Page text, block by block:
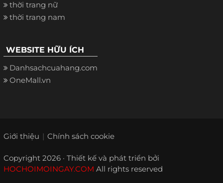
thời trang nữ
thời trang nam
WEBSITE HỮU ÍCH
Danhsachcuahang.com
OneMall.vn
Giới thiệu Chính sách cookie
Copyright 2026 · Thiết kế và phát triển bởi
HOCHOIMOINGAY.COM All rights reserved